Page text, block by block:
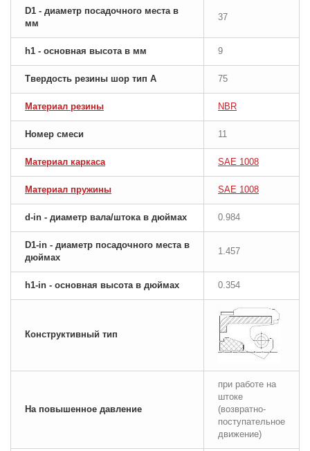
D1 - диаметр посадочного места в
мм
37
h1 - основная высота в мм 9
Твердость резины шор тип A 75
Материал резины NBR
Номер смеси 11
Материал каркаса SAE 1008
Материал пружины SAE 1008
d-in - диаметр вала/штока в дюймах 0.984
D1-in - диаметр посадочного места в
дюймах
1.457
h1-in - основная высота в дюймах 0.354
Конструктивный тип
На повышенное давление
при работе на
штоке
(возвратно-
поступательное
движение)